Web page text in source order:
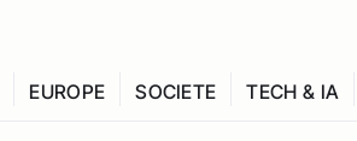
EUROPE SOCIETE TECH & IA